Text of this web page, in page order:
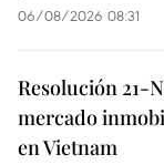
06/08/2026 08:31
Resolución 21-
mercado
en Vietnam